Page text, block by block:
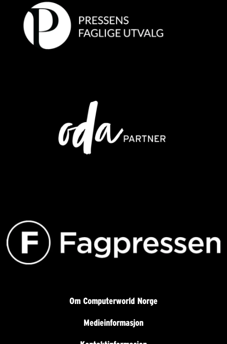
Om Computerworld Norge
Medieinformasjon